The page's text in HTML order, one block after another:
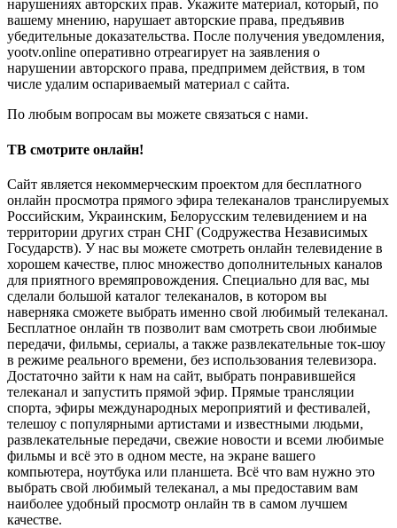
нарушениях авторских прав. Укажите материал, который, по
вашему мнению, нарушает авторские права, предъявив
убедительные доказательства. После получения уведомления,
yootv.online оперативно отреагирует на заявления о
нарушении авторского права, предпримем действия, в том
числе удалим оспариваемый материал с сайта.
По любым вопросам вы можете связаться с нами.
ТВ смотрите онлайн!
Сайт является некоммерческим проектом для бесплатного
онлайн просмотра прямого эфира телеканалов транслируемых
Российским, Украинским, Белорусским телевидением и на
территории других стран СНГ (Содружества Независимых
Государств). У нас вы можете смотреть онлайн телевидение в
хорошем качестве, плюс множество дополнительных каналов
для приятного времяпровождения. Специально для вас, мы
сделали большой каталог телеканалов, в котором вы
наверняка сможете выбрать именно свой любимый телеканал.
Бесплатное онлайн тв позволит вам смотреть свои любимые
передачи, фильмы, сериалы, а также развлекательные ток-шоу
в режиме реального времени, без использования телевизора.
Достаточно зайти к нам на сайт, выбрать понравившейся
телеканал и запустить прямой эфир. Прямые трансляции
спорта, эфиры международных мероприятий и фестивалей,
телешоу с популярными артистами и известными людьми,
развлекательные передачи, свежие новости и всеми любимые
фильмы и всё это в одном месте, на экране вашего
компьютера, ноутбука или планшета. Всё что вам нужно это
выбрать свой любимый телеканал, а мы предоставим вам
наиболее удобный просмотр онлайн тв в самом лучшем
качестве.